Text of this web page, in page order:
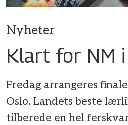
Nyheter
Klart for NM
Fredag arrangeres
Oslo. Landets beste
tilberede en hel